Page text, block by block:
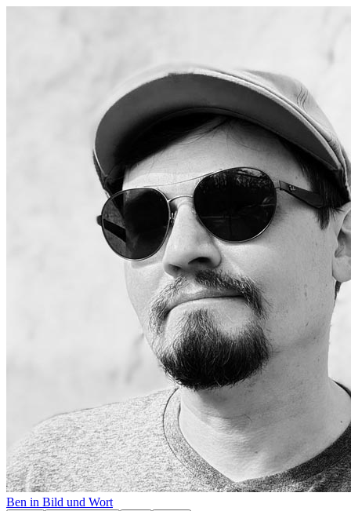
Ben in Bild und Wort